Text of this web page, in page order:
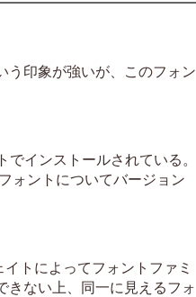
う印象が強いが、このフォン
でインストールされている。
ォントについてバージョン
トによってフォントファミ
きない上、同一に見えるフォ